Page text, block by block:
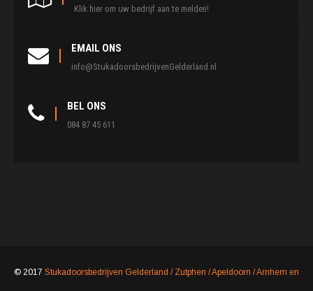
Klik hier om uw bedrijf aan te melden!
EMAIL ONS
info@StukadoorsbedrijvenGelderland.nl
BEL ONS
084 87 45 611
© 2017 Stukadoorsbedrijven Gelderland / Zutphen / Apeldoorn / Arnhem en